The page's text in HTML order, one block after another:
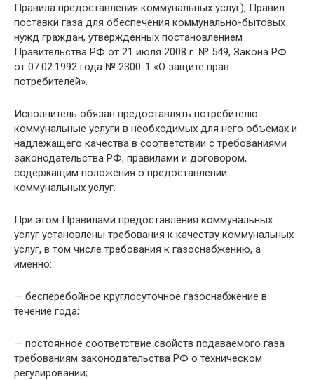
Правила предоставления коммунальных услуг), Правил
поставки газа для обеспечения коммунально-бытовых
нужд граждан, утвержденных постановлением
Правительства РФ от 21 июля 2008 г. № 549, Закона РФ
от 07.02.1992 года № 2300-1 «О защите прав
потребителей».
Исполнитель обязан предоставлять потребителю
коммунальные услуги в необходимых для него объемах и
надлежащего качества в соответствии с требованиями
законодательства РФ, правилами и договором,
содержащим положения о предоставлении
коммунальных услуг.
При этом Правилами предоставления коммунальных
услуг установлены требования к качеству коммунальных
услуг, в том числе требования к газоснабжению, а
именно:
— бесперебойное круглосуточное газоснабжение в
течение года;
— постоянное соответствие свойств подаваемого газа
требованиям законодательства РФ о техническом
регулировании;